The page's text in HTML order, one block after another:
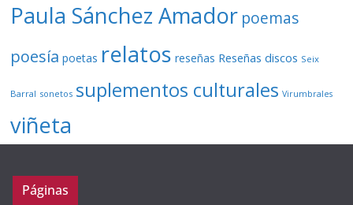
Paula Sánchez Amador poemas
poesía poetas relatos reseñas Reseñas discos Seix
Barral sonetos suplementos culturales Virumbrales
viñeta
Páginas